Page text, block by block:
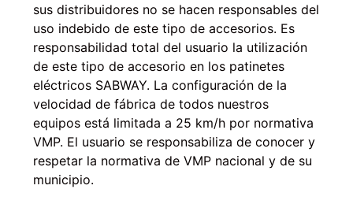
sus distribuidores no se hacen responsables del
uso indebido de este tipo de accesorios. Es
responsabilidad total del usuario la utilización
de este tipo de accesorio en los patinetes
eléctricos SABWAY. La configuración de la
velocidad de fábrica de todos nuestros
equipos está limitada a 25 km/h por normativa
VMP. El usuario se responsabiliza de conocer y
respetar la normativa de VMP nacional y de su
municipio.